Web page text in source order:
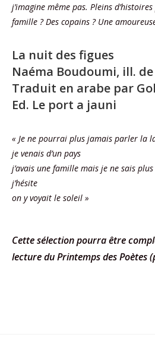
j’imagine même pas. Pleins
famille ? Des copains ? Une
La nuit des figues
Naéma Boudoumi, ill.
Traduit en arabe par
Ed. Le port a jauni
« Je ne pourrai plus jamais parler la
je venais d’un pays
j’avais une famille mais je ne sais plus
j’hésite
on y voyait le soleil »
Cette sélection pourra être
lecture du Printemps des Poètes